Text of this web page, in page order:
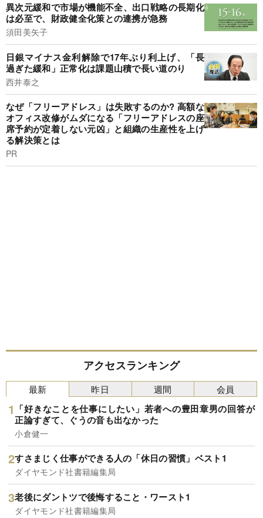
異次元緩和で市場が機能不全、出口戦略の長期化
は必至で、財政健全化策との連携が急務
須田美矢子
日銀マイナス金利解除で17年ぶり利上げ、「長
過ぎた緩和」正常化は課題山積で長い道のり
西井泰之
なぜ「フリーアドレス」は失敗するのか? 高額な
オフィス改修がムダになる「フリーアドレスの座
席予約が定着しない元凶」と組織の生産性を上げ
る解決策とは
PR
アクセスランキング
最新
「好きなことを仕事にしたい」若者への豊田章男の回答が
正論すぎて、ぐうの音も出なかった
小倉健一
すさまじく仕事ができる人の「休日の習慣」ベスト1
ダイヤモンド社書籍編集局
老後にダントツで後悔すること・ワースト1
ダイヤモンド社書籍編集局
昨日 週間 会員